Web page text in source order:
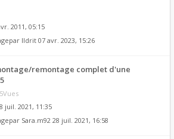
2011, 05:15
Ildrit 07 avr. 2023, 15:26
remontage complet d'une
juil. 2021, 11:35
Sara.m92 28 juil. 2021, 16:58